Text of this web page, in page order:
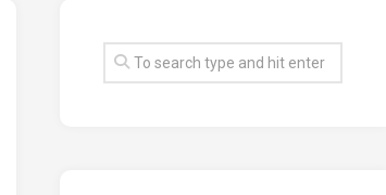
Faserwerkstoffe